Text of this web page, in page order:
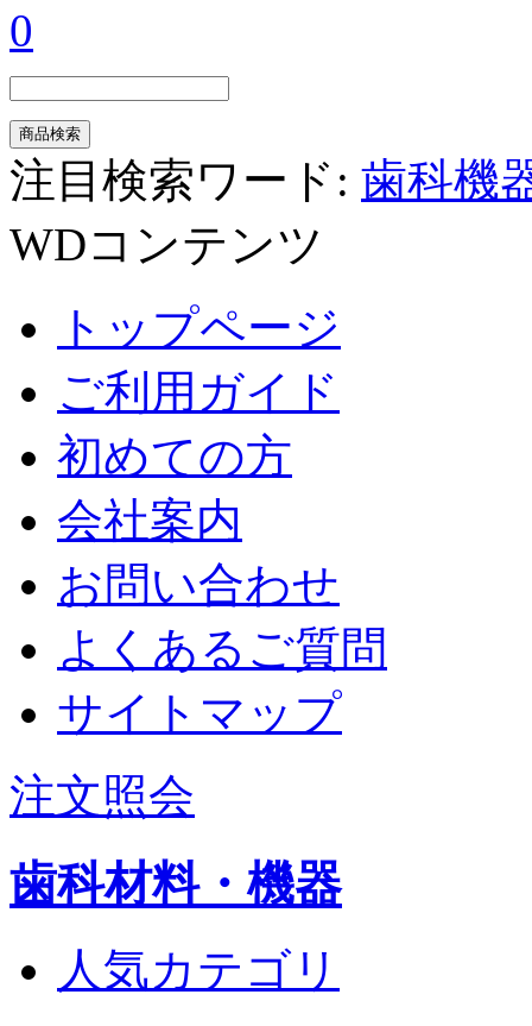
0
注目検索ワード: 歯科機
WDコンテンツ
トップページ
ご利用ガイド
初めての方
会社案内
お問い合わせ
よくあるご質問
サイトマップ
注文照会
歯科材料・機器
人気カテゴリ